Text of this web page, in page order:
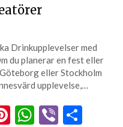
Drinkupplevelser med
du planerar en fest eller
eller Stockholm
upplevelse,…
Pinterest
WhatsApp
Viber